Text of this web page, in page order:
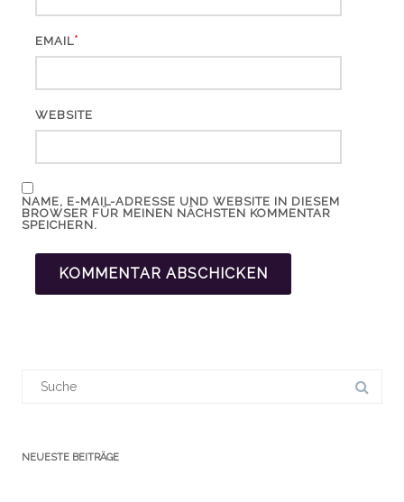
EMAIL*
WEBSITE
NAME, E-MAIL-ADRESSE UND WEBSITE IN DIESEM
BROWSER FÜR MEINEN NÄCHSTEN KOMMENTAR
SPEICHERN.
NEUESTE BEITRÄGE